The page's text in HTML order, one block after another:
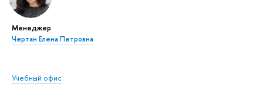
Менеджер
Чертан Елена Петровна
Учебный офис